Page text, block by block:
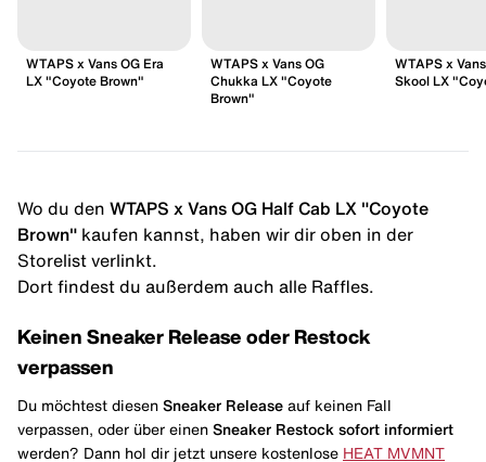
WTAPS x Vans OG Era
LX "Coyote Brown"
WTAPS x Vans OG
Chukka LX "Coyote
Brown"
WTAPS x
Skool LX
Wo du den WTAPS x Vans OG Half Cab LX "Coyote
Brown" kaufen kannst, haben wir dir oben in der
Storelist verlinkt.
Dort findest du außerdem auch alle Raffles.
Keinen Sneaker Release oder Restock
verpassen
Du möchtest diesen Sneaker Release auf keinen Fall
verpassen, oder über einen Sneaker Restock sofort informiert
werden? Dann hol dir jetzt unsere kostenlose HEAT MVMNT